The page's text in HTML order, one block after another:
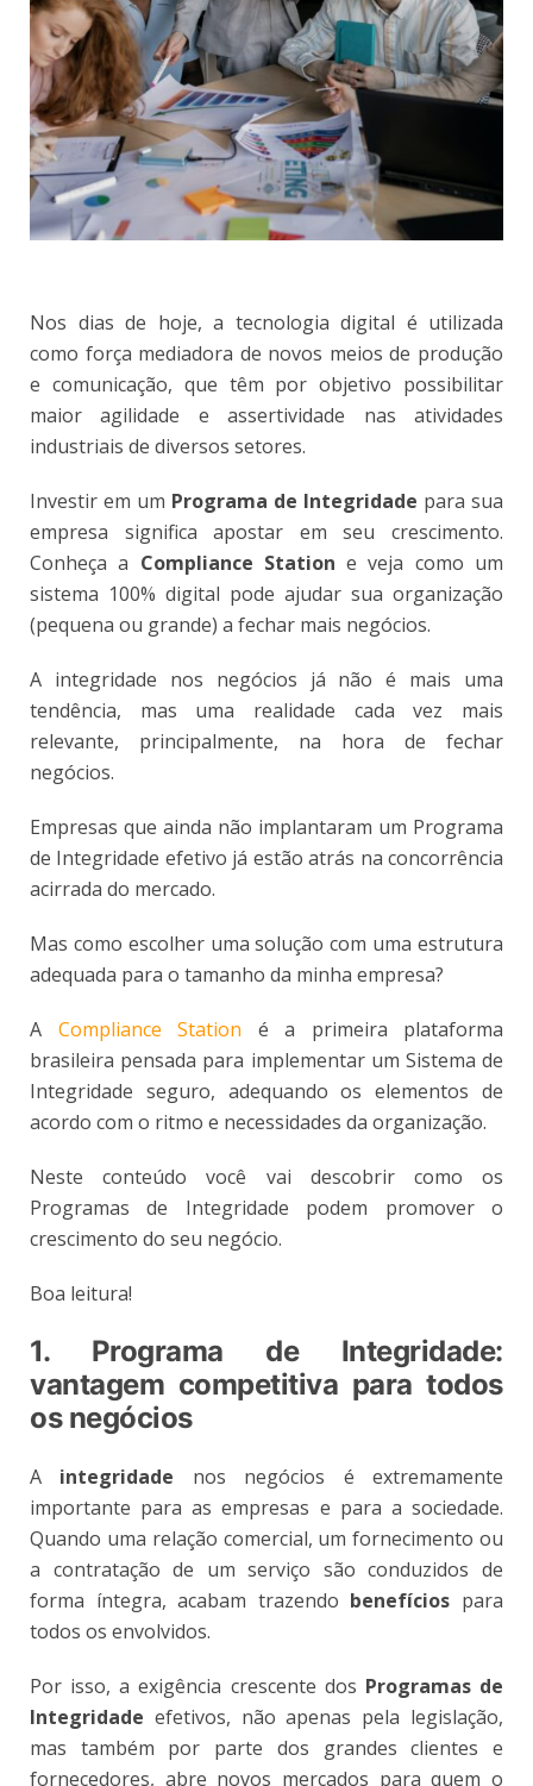
Nos dias de hoje, a tecnologia digital é utilizada
como força mediadora de novos meios de produção
e comunicação, que têm por objetivo possibilitar
maior agilidade e assertividade nas atividades
industriais de diversos setores.
Investir em um Programa de Integridade para sua
empresa significa apostar em seu crescimento.
Conheça a Compliance Station e veja como um
sistema 100% digital pode ajudar sua organização
(pequena ou grande) a fechar mais negócios.
A integridade nos negócios já não é mais uma
tendência, mas uma realidade cada vez mais
relevante, principalmente, na hora de fechar
negócios.
Empresas que ainda não implantaram um Programa
de Integridade efetivo já estão atrás na concorrência
acirrada do mercado.
Mas como escolher uma solução com uma estrutura
adequada para o tamanho da minha empresa?
A Compliance Station é a primeira plataforma
brasileira pensada para implementar um Sistema de
Integridade seguro, adequando os elementos de
acordo com o ritmo e necessidades da organização.
Neste conteúdo você vai descobrir como os
Programas de Integridade podem promover o
crescimento do seu negócio.
Boa leitura!
1.
Programa de Integridade:
vantagem competitiva para todos
os negócios
A integridade nos negócios é extremamente
importante para as empresas e para a sociedade.
Quando uma relação comercial, um fornecimento ou
a contratação de um serviço são conduzidos de
forma íntegra, acabam trazendo benefícios para
todos os envolvidos.
Por isso, a exigência crescente dos Programas de
Integridade efetivos, não apenas pela legislação,
mas também por parte dos grandes clientes e
fornecedores, abre novos mercados para quem o